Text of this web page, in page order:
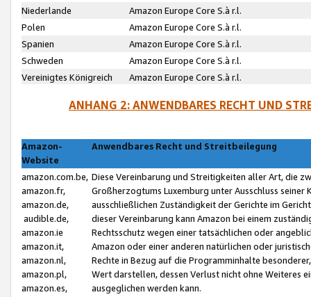
Niederlande
Amazon Europe Core S.à r.l.
Polen
Amazon Europe Core S.à r.l.
Spanien
Amazon Europe Core S.à r.l.
Schweden
Amazon Europe Core S.à r.l.
Vereinigtes Königreich
Amazon Europe Core S.à r.l.
ANHANG 2: ANWENDBARES RECHT UND
Amazon-
Website
Anwendbares Recht und Streitbeilegung
amazon.com.be,
amazon.fr,
amazon.de,
audible.de,
amazon.ie
amazon.it,
amazon.nl,
amazon.pl,
amazon.es,
Diese Vereinbarung und Streitigkeiten aller Art, die
Großherzogtums Luxemburg unter Ausschluss
ausschließlichen Zuständigkeit der Gerichte im
dieser Vereinbarung kann Amazon bei einem
Rechtsschutz wegen einer tatsächlichen oder
Amazon oder einer anderen natürlichen oder
Rechte in Bezug auf die Programminhalte
Wert darstellen, dessen Verlust nicht ohne Weiteres
ausgeglichen werden kann.